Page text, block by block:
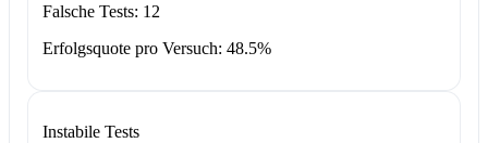
Falsche Tests: 12
Erfolgsquote pro Versuch: 48.5%
Instabile Tests